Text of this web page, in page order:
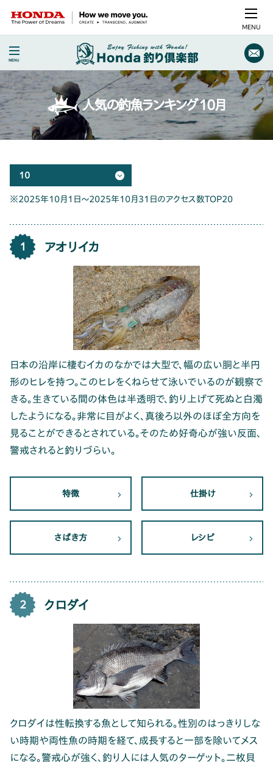
MENU
人気の釣魚ランキング 10月
10
※2025年10月1日～2025年10月31日のアクセス数TOP20
1 アオリイカ
日本の沿岸に棲むイカのなかでは大型で、幅の広い胴と半円
形のヒレを持つ。このヒレをくねらせて泳いでいるのが観察で
きる。生きている間の体色は半透明で、釣り上げて死ぬと白濁
したようになる。非常に目がよく、真後ろ以外のほぼ全方向を
見ることができるとされている。そのため好奇心が強い反面、
警戒されると釣りづらい。
特徴 仕掛け
さばき方 レシピ
2 クロダイ
クロダイは性転換する魚として知られる。性別のはっきりしな
い時期や両性魚の時期を経て、成長すると一部を除いてメス
になる。警戒心が強く、釣り人には人気のターゲット。二枚貝